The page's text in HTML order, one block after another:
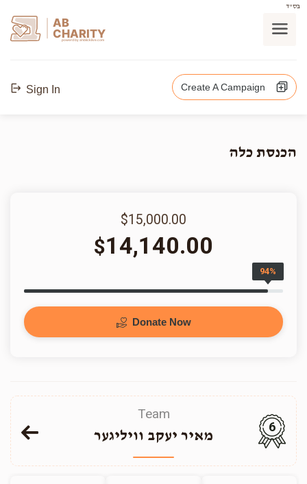
בס"ד
AB
CHARITY
powerd by ahblicklive.com
Sign In Create A Campaign
הכנסת כלה
$15,000.00
$14,140.00
94%
Donate Now
Team
מאיר יעקב וויליגער
6